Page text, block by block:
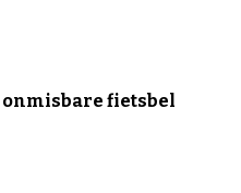
onmisbare fietsbel